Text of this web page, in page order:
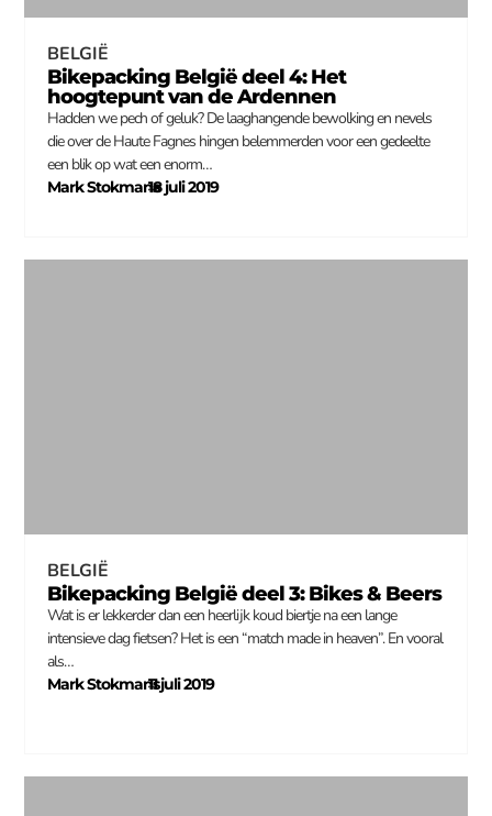
BELGIË
Bikepacking België deel 4: Het
hoogtepunt van de Ardennen
Hadden we pech of geluk? De laaghangende bewolking en nevels
die over de Haute Fagnes hingen belemmerden voor een gedeelte
een blik op wat een enorm…
Mark Stokmans
–
18 juli 2019
BELGIË
Bikepacking België deel 3: Bikes & Beers
Wat is er lekkerder dan een heerlijk koud biertje na een lange
intensieve dag fietsen? Het is een “match made in heaven”. En vooral
als…
Mark Stokmans
–
11 juli 2019